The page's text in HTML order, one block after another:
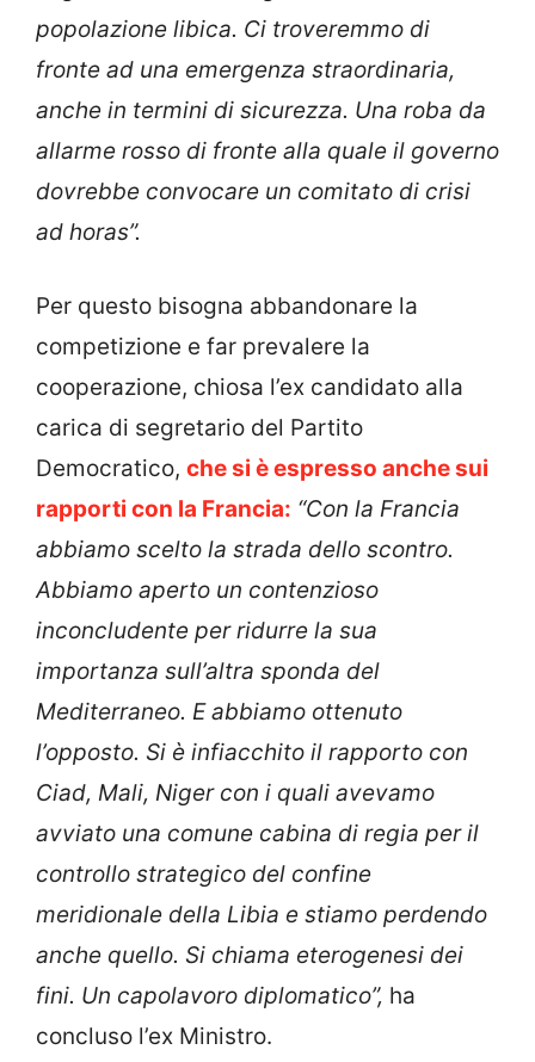
popolazione libica. Ci troveremmo di
fronte ad una emergenza straordinaria,
anche in termini di sicurezza. Una roba da
allarme rosso di fronte alla quale il governo
dovrebbe convocare un comitato di crisi
ad horas”.
Per questo bisogna abbandonare la
competizione e far prevalere la
cooperazione, chiosa l’ex candidato alla
carica di segretario del Partito
Democratico, che si è espresso anche sui
rapporti con la Francia: “Con la Francia
abbiamo scelto la strada dello scontro.
Abbiamo aperto un contenzioso
inconcludente per ridurre la sua
importanza sull’altra sponda del
Mediterraneo. E abbiamo ottenuto
l’opposto. Si è infiacchito il rapporto con
Ciad, Mali, Niger con i quali avevamo
avviato una comune cabina di regia per il
controllo strategico del confine
meridionale della Libia e stiamo perdendo
anche quello. Si chiama eterogenesi dei
fini. Un capolavoro diplomatico”, ha
concluso l’ex Ministro.